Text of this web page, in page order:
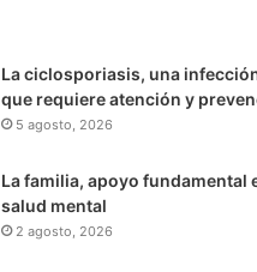
La ciclosporiasis, una
que requiere atención y
5 agosto, 2026
La familia, apoyo fundamental
salud mental
2 agosto, 2026